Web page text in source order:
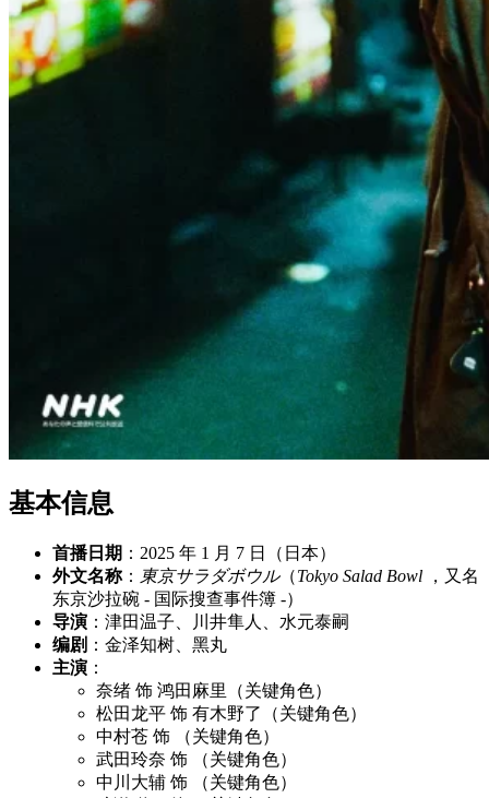
基本信息
首播日期 ：2025 年 1 月 7 日（日本）
外文名称： 東京サラダボウル（Tokyo Salad Bowl ，又名
东京沙拉碗 - 国际搜查事件簿 -）
导演 ：津田温子、川井隼人、水元泰嗣
编剧 ：金泽知树、黑丸
主演 ：
奈绪 饰 鸿田麻里（关键角色）
松田龙平 饰 有木野了（关键角色）
中村苍 饰 （关键角色）
武田玲奈 饰 （关键角色）
中川大辅 饰 （关键角色）